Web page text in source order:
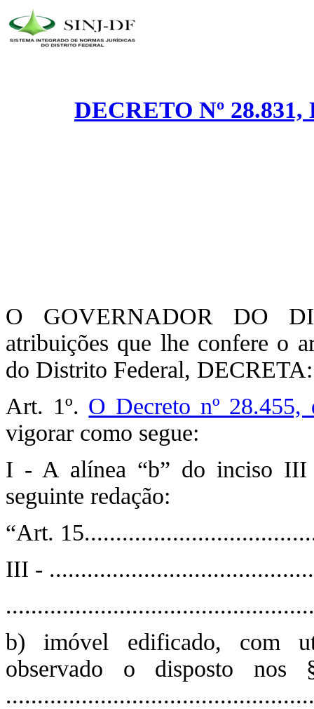
DECRETO Nº
O GOVERNADOR DO
atribuições que lhe confere o
do Distrito Federal, DECRETA:
Art. 1º. O Decreto nº
vigorar como segue:
I - A alínea “b” do inciso III
seguinte redação:
“Art.
III -
b) imóvel edificado, com
observado o disposto